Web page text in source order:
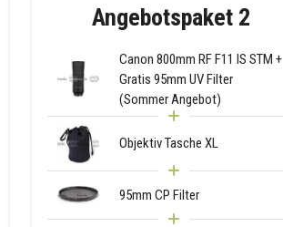
Angebotspaket 2
Canon 800mm RF F11 IS STM +
Gratis 95mm UV Filter
(Sommer Angebot)
Objektiv Tasche XL
95mm CP Filter